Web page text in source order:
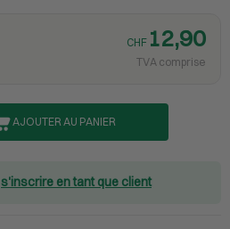
CHF 12,90
TVA comprise
AJOUTER AU PANIER
s'inscrire en tant que client